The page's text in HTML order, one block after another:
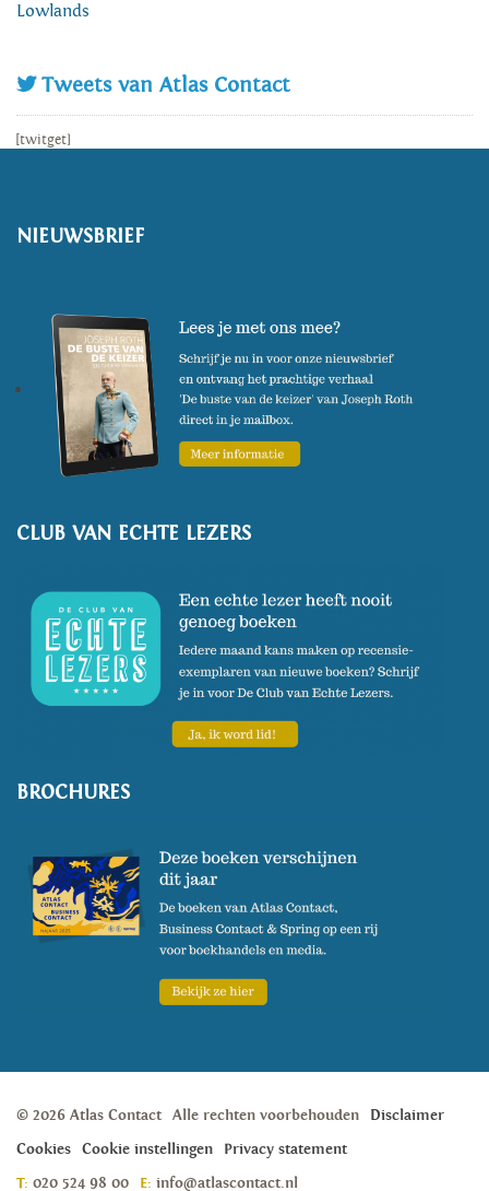
Lowlands
Tweets van Atlas Contact
[twitget]
NIEUWSBRIEF
CLUB VAN ECHTE LEZERS
BROCHURES
© 2026 Atlas Contact Alle rechten voorbehouden
Disclaimer
Cookies
Cookie instellingen
Privacy statement
T: 020 524 98 00 E: info@atlascontact.nl